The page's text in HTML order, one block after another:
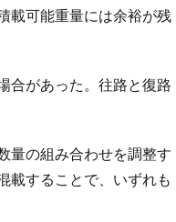
載可能重量には余裕が残
合があった。往路と復路
量の組み合わせを調整す
載することで、いずれも